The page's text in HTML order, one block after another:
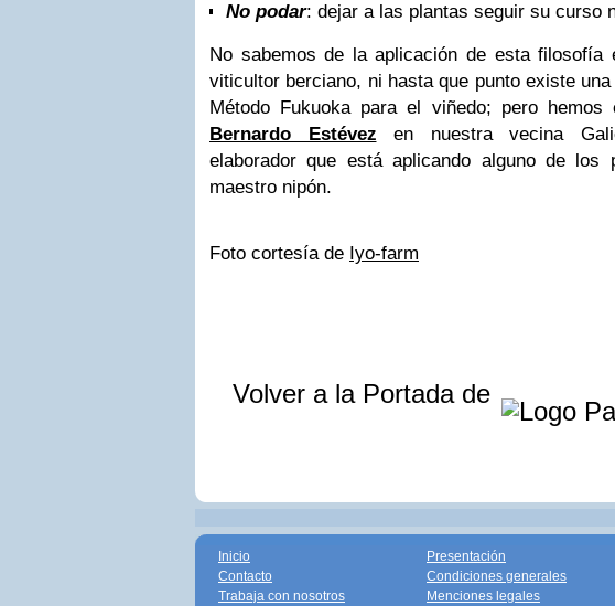
No podar: dejar a las plantas seguir su curso
No sabemos de la aplicación de esta filosofía
viticultor berciano, ni hasta que punto existe
Método Fukuoka para el viñedo; pero hemos
Bernardo Estévez en nuestra vecina
elaborador que está aplicando alguno de los
maestro nipón.
Foto cortesía de Iyo-farm
Volver a la Portada de
Inicio
Contacto
Trabaja con nosotros
Presentación
Condiciones generales
Menciones legales